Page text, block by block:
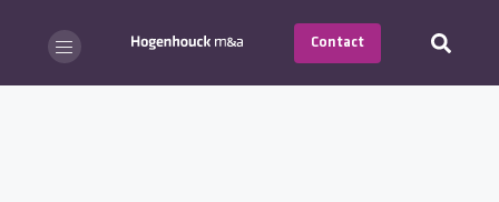
Contact